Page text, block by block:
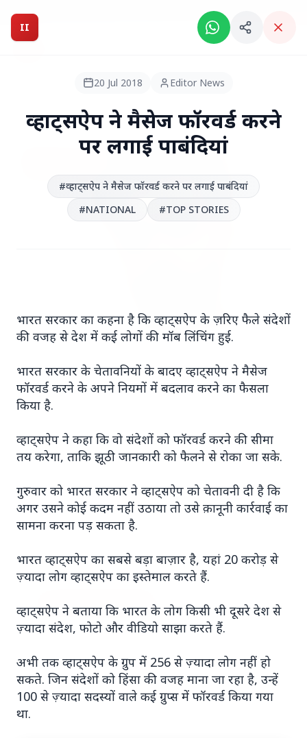
Breaking News: Intelligent India Magazine is now live.
II
HEADLINES
7 Jun 2026
अंशुल कुंचा कौन थे? अमेरिका में
'फर्जी' पिज्जा ऑर्डर डिलीवर करते हुए
भारतीय युवक की गोली मारकर हत्या,
परिवार का आरोप - "ट्रैप था"
अमेरिका में 'फर्जी' पिज्जा ऑर्डर डिलीवर करते हुए
भारतीय युवक की गोली मारकर हत्या, परिवार का
आरोप - "ट्रैप था" एक चौंकान...
Read Full Story
II
20 Jul 2018 Editor News
व्हाट्सऐप ने मैसेज फॉरवर्ड करने
पर लगाई पाबंदियां
#व्हाट्सऐप ने मैसेज फॉरवर्ड करने पर लगाई पाबंदियां
#NATIONAL
#TOP STORIES
भारत सरकार का कहना है कि व्हाट्सऐप के ज़रिए फैले संदेशों
की वजह से देश में कई लोगों की मॉब लिंचिंग हुई.
भारत सरकार के चेतावनियों के बादए व्हाट्सऐप ने मैसेज
फॉरवर्ड करने के अपने नियमों में बदलाव करने का फैसला
किया है.
व्हाट्सऐप ने कहा कि वो संदेशों को फॉरवर्ड करने की सीमा
तय करेगा, ताकि झूठी जानकारी को फैलने से रोका जा सके.
गुरुवार को भारत सरकार ने व्हाट्सऐप को चेतावनी दी है कि
अगर उसने कोई कदम नहीं उठाया तो उसे क़ानूनी कार्रवाई का
सामना करना पड़ सकता है.
भारत व्हाट्सऐप का सबसे बड़ा बाज़ार है, यहां 20 करोड़ से
ज़्यादा लोग व्हाट्सऐप का इस्तेमाल करते हैं.
व्हाट्सऐप ने बताया कि भारत के लोग किसी भी दूसरे देश से
ज़्यादा संदेश, फोटो और वीडियो साझा करते हैं.
अभी तक व्हाट्सऐप के ग्रुप में 256 से ज़्यादा लोग नहीं हो
सकते. जिन संदेशों को हिंसा की वजह माना जा रहा है, उन्हें
100 से ज़्यादा सदस्यों वाले कई ग्रुप्स में फॉरवर्ड किया गया
था.